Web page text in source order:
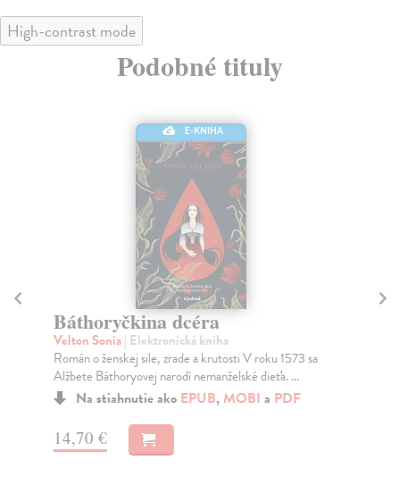
High-contrast mode
Podobné tituly
E-KNIHA
Báthoryčkina dcéra
Velton Sonia| Elektronická kniha
Román o ženskej sile, zrade a krutosti V roku 1573 sa
Alžbete Báthoryovej narodí nemanželské dieťa. ...
Na stiahnutie ako EPUB,MOBI a PDF
14,70 €